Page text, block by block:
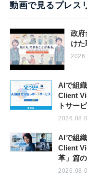
動画で見るプレス
政府
けた
AIで組
Client
トサー
AIで組
Client
革」篇